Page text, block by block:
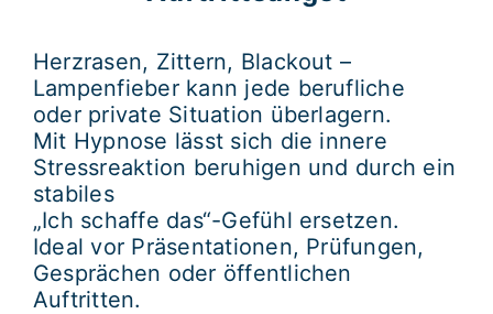
Herzrasen, Zittern, Blackout –
Lampenfieber kann jede berufliche
oder private Situation überlagern.
Mit Hypnose lässt sich die innere
Stressreaktion beruhigen und durch ein
stabiles
„Ich schaffe das“-Gefühl ersetzen.
Ideal vor Präsentationen, Prüfungen,
Gesprächen oder öffentlichen
Auftritten.